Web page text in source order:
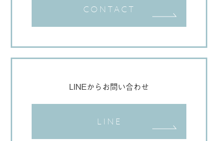
CONTACT
LINEからお問い合わせ
LINE